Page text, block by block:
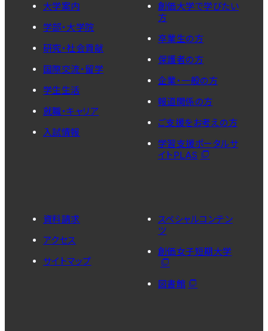
大学案内
学部・大学院
研究・社会貢献
国際交流・留学
学生生活
就職・キャリア
入試情報
創価大学で学びたい
方
卒業生の方
保護者の方
企業・一般の方
報道関係の方
ご支援をお考えの方
学習支援ポータルサ
イトPLAS
資料請求
アクセス
サイトマップ
スペシャルコンテン
ツ
創価女子短期大学
図書館